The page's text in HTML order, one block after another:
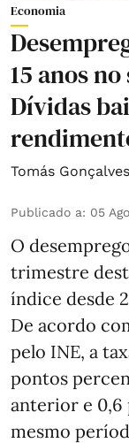
Economia
15 anos
Dívidas
Tomás
Publicado a: 05
O
trimestre
índice desde
De acordo
pelo INE, a
pontos
anterior e 0,6
mesmo